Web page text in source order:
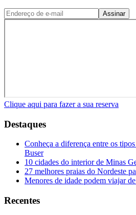
Assinar
Clique aqui para fazer a sua reserva
Destaques
Conheça a diferença entre os
Buser
10 cidades do interior de Minas
27 melhores praias do Nordeste
Menores de idade podem viajar
Recentes